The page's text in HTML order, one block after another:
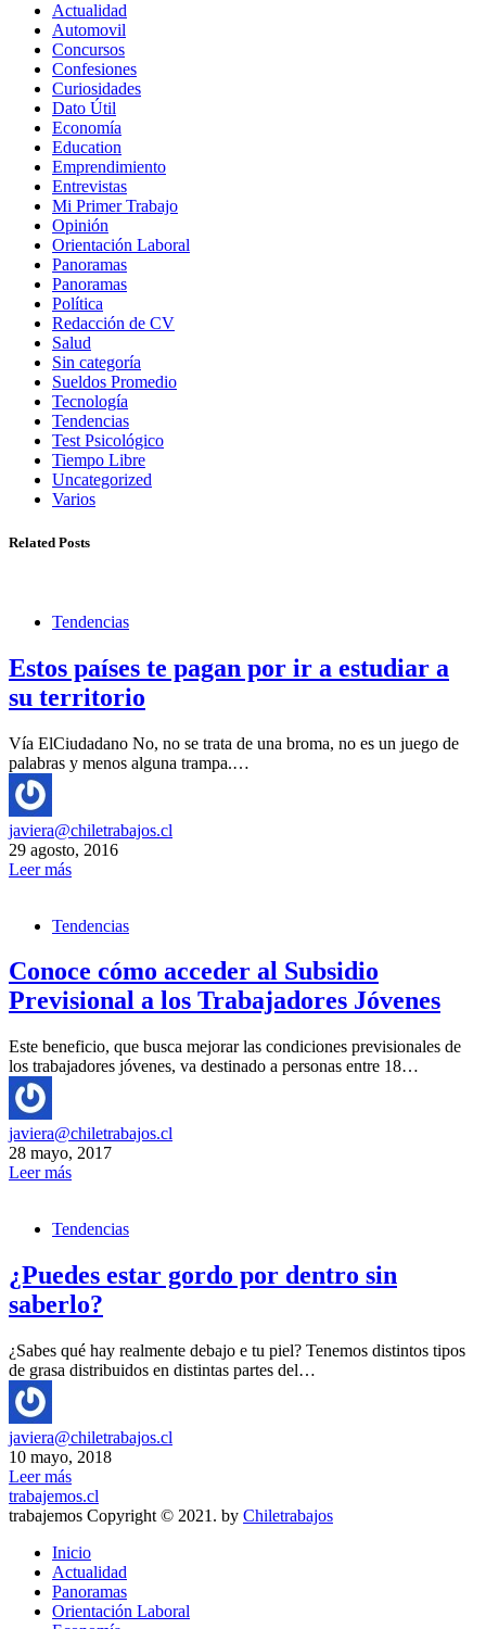
Actualidad
Automovil
Concursos
Confesiones
Curiosidades
Dato Útil
Economía
Education
Emprendimiento
Entrevistas
Mi Primer Trabajo
Opinión
Orientación Laboral
Panoramas
Panoramas
Política
Redacción de CV
Salud
Sin categoría
Sueldos Promedio
Tecnología
Tendencias
Test Psicológico
Tiempo Libre
Uncategorized
Varios
Related Posts
Tendencias
Estos países te pagan por ir a estudiar a
su territorio
Vía ElCiudadano No, no se trata de una broma, no es un juego de
palabras y menos alguna trampa.…
javiera@chiletrabajos.cl
29 agosto, 2016
Leer más
Tendencias
Conoce cómo acceder al Subsidio
Previsional a los Trabajadores Jóvenes
Este beneficio, que busca mejorar las condiciones previsionales de
los trabajadores jóvenes, va destinado a personas entre 18…
javiera@chiletrabajos.cl
28 mayo, 2017
Leer más
Tendencias
¿Puedes estar gordo por dentro sin
saberlo?
¿Sabes qué hay realmente debajo e tu piel? Tenemos distintos tipos
de grasa distribuidos en distintas partes del…
javiera@chiletrabajos.cl
10 mayo, 2018
Leer más
trabajemos.cl
trabajemos Copyright © 2021. by Chiletrabajos
Inicio
Actualidad
Panoramas
Orientación Laboral